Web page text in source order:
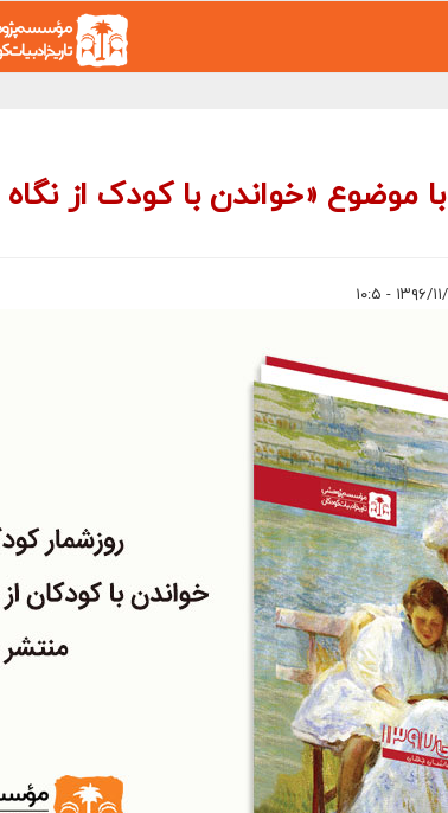
روزشمار کودکی ۱۳۹۷ با موضوع «خواندن با